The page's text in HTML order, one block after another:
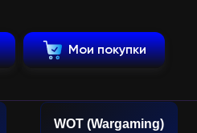
Мои покупки
WOT (Wargaming)